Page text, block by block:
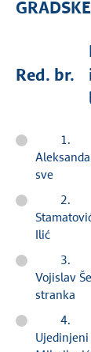
Red. br.
2.
Vojislav
Ujedinjeni